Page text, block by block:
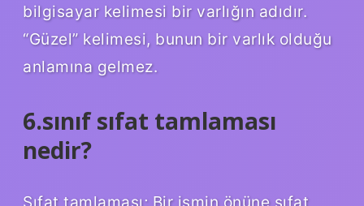
bilgisayar kelimesi bir varlığın adıdır.
“Güzel” kelimesi, bunun bir varlık olduğu
anlamına gelmez.
6.sınıf sıfat tamlaması
nedir?
Sıfat tamlaması; Bir ismin önüne sıfat